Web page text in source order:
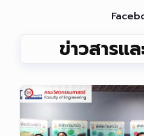
ข่าวสารแ